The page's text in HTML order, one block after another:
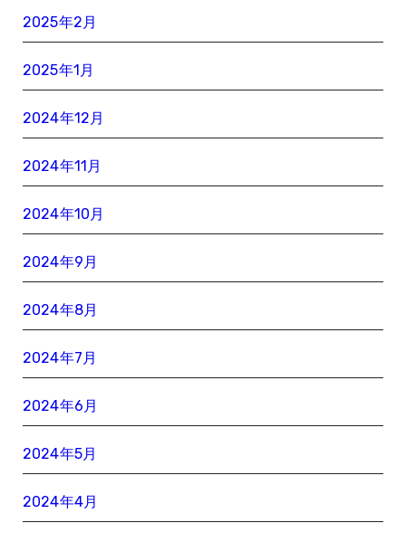
2025年2月
2025年1月
2024年12月
2024年11月
2024年10月
2024年9月
2024年8月
2024年7月
2024年6月
2024年5月
2024年4月